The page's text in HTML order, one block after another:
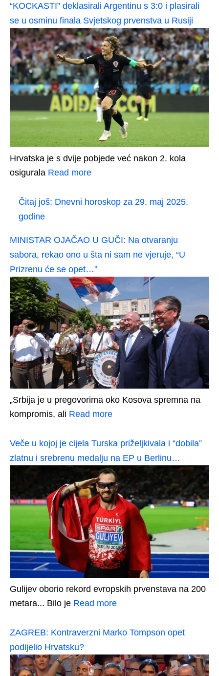
“KOCKASTI” deklasirali Argentinu s 3:0 i plasirali
se u osminu finala Svjetskog prvenstva u Rusiji
Hrvatska je s dvije pobjede već nakon 2. kola
osigurala Read more
Čitaj još: Dnevni horoskop za 29. maj 2025.
godine
MINISTAR OJAČAO U GUČI: Na otvaranju
sabora, rekao ono u šta ni sam ne vjeruje, “U
Prizrenu će se opet…”
„Srbija je u pregovorima oko Kosova spremna na
kompromis, ali Read more
Veče u kojoj je cijela Turska priželjkivala i “dobila”
zlatnu i srebrenu medalju na EP u Berlinu…
Gulijev oborio rekord evropskih prvenstava na 200
metara... Bilo je Read more
ZAGREB: Kontraverzni Marko Tompson opet
podijelio Hrvatsku?